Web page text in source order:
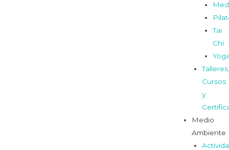
Tai
Chi
Cursos
y
Medio
Ambiente